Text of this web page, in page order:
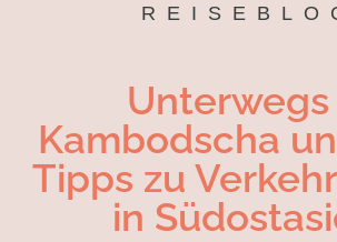
Unterwegs
Kambodscha
Tipps zu
in